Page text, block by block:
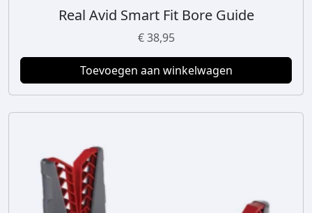
Real Avid Smart Fit Bore Guide
€38,95
Toevoegen aan winkelwagen